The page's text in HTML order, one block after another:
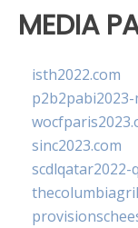
MEDIA
isth2022.com
sinc2023.com
scdlqatar2022-